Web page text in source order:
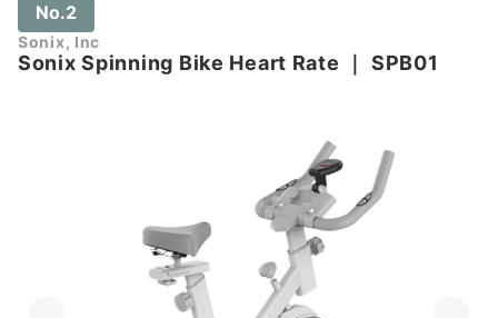
No.2
Sonix, Inc
Sonix Spinning Bike Heart Rate SPB01